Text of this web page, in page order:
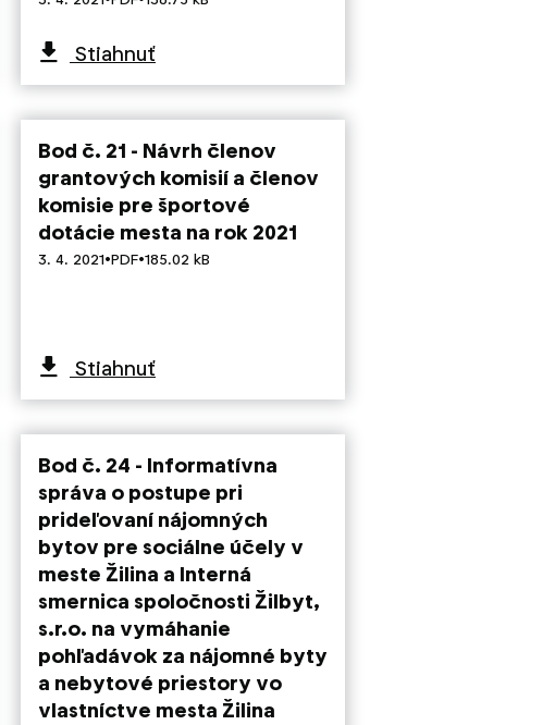
Stiahnuť
Bod č. 21 - Návrh členov
grantových komisií a členov
komisie pre športové
dotácie mesta na rok 2021
3. 4. 2021·PDF·185.02 kB
Stiahnuť
Bod č. 24 - Informatívna
správa o postupe pri
prideľovaní nájomných
bytov pre sociálne účely v
meste Žilina a Interná
smernica spoločnosti Žilbyt,
s.r.o. na vymáhanie
pohľadávok za nájomné byty
a nebytové priestory vo
vlastníctve mesta Žilina